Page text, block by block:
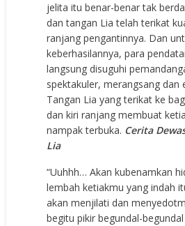
jelita itu benar-benar tak
dan tangan Lia telah terikat
ranjang pengantinnya. Dan
keberhasilannya, para
langsung disuguhi
spektakuler, merangsang dan
Tangan Lia yang terikat ke
dan kiri ranjang membuat
nampak terbuka. Cerita
Lia
“Uuhhh… Akan kubenamkan
lembah ketiakmu yang indah
akan menjilati dan
begitu pikir begundal-